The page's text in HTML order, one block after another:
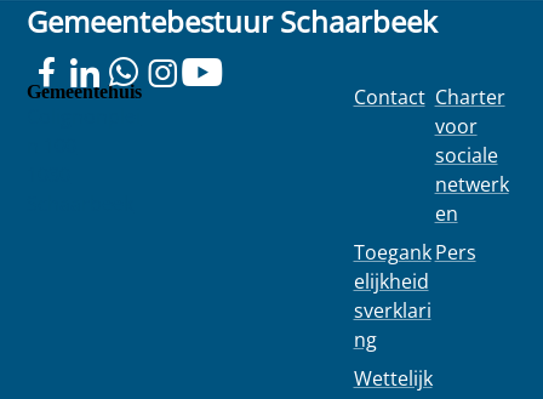
Gemeentebestuur Schaarbeek
Gemeentehuis Contact
Toegank
elijkheid
sverklari
ng
Wettelijk
Charter
voor
sociale
netwerk
en
Pers